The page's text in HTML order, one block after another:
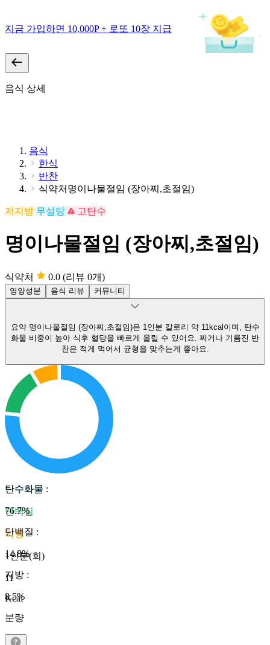
지금 가입하면 10,000P + 로또 10장 지급
음식 상세
음식
한식
반찬
식약처명이나물절임 (장아찌,초절임)
저지방 무설탕 고탄수
명이나물절임 (장아찌,초절임)
식약처 0.0 (리뷰 0개)
영양성분 음식 리뷰 커뮤니티
요약 명이나물절임 (장아찌,초절임)은 1인분 칼로리 약 11kcal이며, 탄수
화물 비중이 높아 식후 혈당을 빠르게 올릴 수 있어요. 짜거나 기름진 반
찬은 적게 먹어서 균형을 맞추는게 좋아요.
탄수화물
단백질
지방
1인분(회)
11
Kcal
탄수화물 :
76.7%
단백질 :
14.8%
지방 :
8.5%
분량